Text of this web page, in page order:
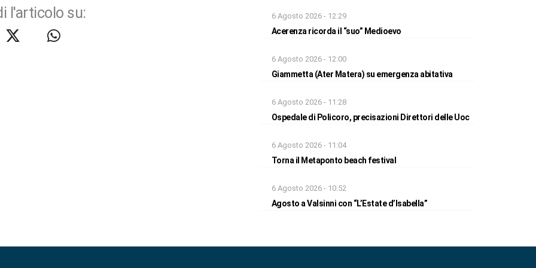
l'articolo su: 6 Agosto 2026 - 12:29
Acerenza ricorda il “suo” Medioevo
6 Agosto 2026 - 12:00
Giammetta (Ater Matera) su emergenza abitativa
6 Agosto 2026 - 11:28
Ospedale di Policoro, precisazioni Direttori delle Uoc
6 Agosto 2026 - 11:04
Torna il Metaponto beach festival
6 Agosto 2026 - 10:52
Agosto a Valsinni con “L’Estate d’Isabella”